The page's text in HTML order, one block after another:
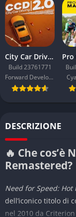
City Car Driving 2.0
Build 23761771
Forward Development
DESCRIZIONE
🔥 Che
Remastered?
Need for Speed:
dell’iconico titolo di
nel 2010 da